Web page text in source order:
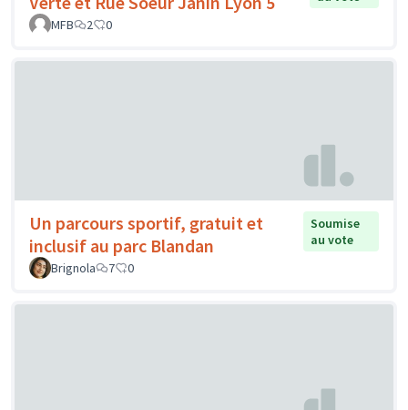
MFB
2 0
Un parcours sportif, gratuit et
inclusif au parc Blandan
Soumise
au vote
Brignola
7 0